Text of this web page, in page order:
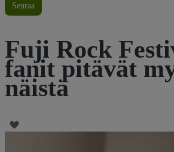
Seuraa
Fuji Rock
fanit pitävät
näistä